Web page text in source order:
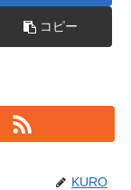
コピー
KURO